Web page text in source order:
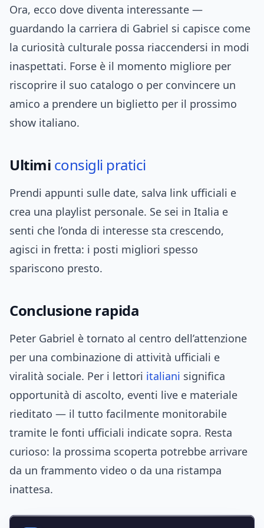
Ora, ecco dove diventa interessante —
guardando la carriera di Gabriel si capisce come
la curiosità culturale possa riaccendersi in modi
inaspettati. Forse è il momento migliore per
riscoprire il suo catalogo o per convincere un
amico a prendere un biglietto per il prossimo
show italiano.
Ultimi consigli pratici
Prendi appunti sulle date, salva link ufficiali e
crea una playlist personale. Se sei in Italia e
senti che l’onda di interesse sta crescendo,
agisci in fretta: i posti migliori spesso
spariscono presto.
Conclusione rapida
Peter Gabriel è tornato al centro dell’attenzione
per una combinazione di attività ufficiali e
viralità sociale. Per i lettori italiani significa
opportunità di ascolto, eventi live e materiale
rieditato — il tutto facilmente monitorabile
tramite le fonti ufficiali indicate sopra. Resta
curioso: la prossima scoperta potrebbe arrivare
da un frammento video o da una ristampa
inattesa.